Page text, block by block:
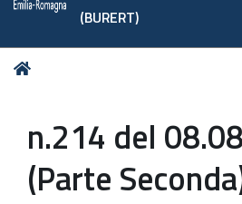
(BURERT)
Tu
n.214 del
(Parte